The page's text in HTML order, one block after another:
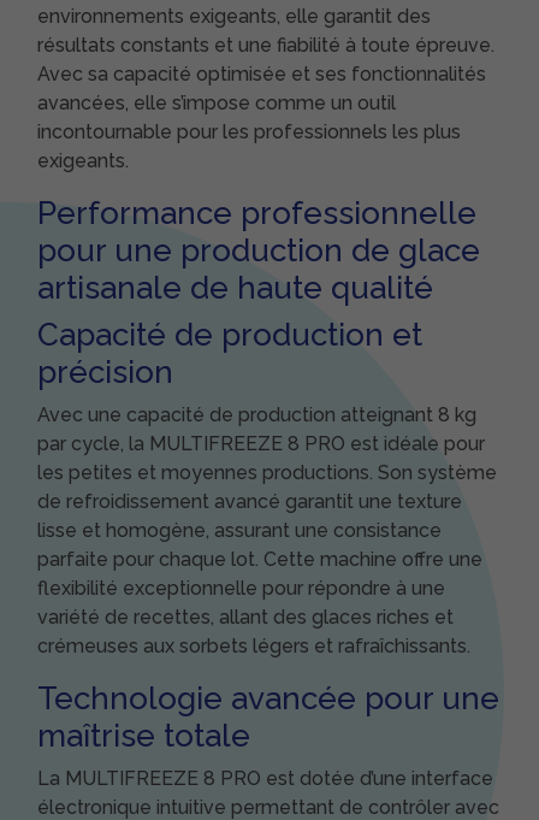
environnements exigeants, elle garantit des
résultats constants et une fiabilité à toute épreuve.
Avec sa capacité optimisée et ses fonctionnalités
avancées, elle s’impose comme un outil
incontournable pour les professionnels les plus
exigeants.
Performance professionnelle
pour une production de glace
artisanale de haute qualité
Capacité de production et
précision
Avec une capacité de production atteignant 8 kg
par cycle, la MULTIFREEZE 8 PRO est idéale pour
les petites et moyennes productions. Son système
de refroidissement avancé garantit une texture
lisse et homogène, assurant une consistance
parfaite pour chaque lot. Cette machine offre une
flexibilité exceptionnelle pour répondre à une
variété de recettes, allant des glaces riches et
crémeuses aux sorbets légers et rafraîchissants.
Technologie avancée pour une
maîtrise totale
La MULTIFREEZE 8 PRO est dotée d’une interface
électronique intuitive permettant de contrôler avec